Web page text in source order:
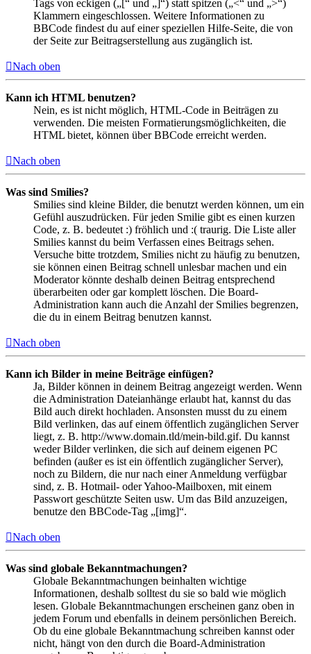
Tags von eckigen („[“ und „]“) statt spitzen („<“ und „>“)
Klammern eingeschlossen. Weitere Informationen zu
BBCode findest du auf einer speziellen Hilfe-Seite, die von
der Seite zur Beitragserstellung aus zugänglich ist.
Nach oben
Kann ich HTML benutzen?
Nein, es ist nicht möglich, HTML-Code in Beiträgen zu
verwenden. Die meisten Formatierungsmöglichkeiten, die
HTML bietet, können über BBCode erreicht werden.
Nach oben
Was sind Smilies?
Smilies sind kleine Bilder, die benutzt werden können, um ein
Gefühl auszudrücken. Für jeden Smilie gibt es einen kurzen
Code, z. B. bedeutet :) fröhlich und :( traurig. Die Liste aller
Smilies kannst du beim Verfassen eines Beitrags sehen.
Versuche bitte trotzdem, Smilies nicht zu häufig zu benutzen,
sie können einen Beitrag schnell unlesbar machen und ein
Moderator könnte deshalb deinen Beitrag entsprechend
überarbeiten oder gar komplett löschen. Die Board-
Administration kann auch die Anzahl der Smilies begrenzen,
die du in einem Beitrag benutzen kannst.
Nach oben
Kann ich Bilder in meine Beiträge einfügen?
Ja, Bilder können in deinem Beitrag angezeigt werden. Wenn
die Administration Dateianhänge erlaubt hat, kannst du das
Bild auch direkt hochladen. Ansonsten musst du zu einem
Bild verlinken, das auf einem öffentlich zugänglichen Server
liegt, z. B. http://www.domain.tld/mein-bild.gif. Du kannst
weder Bilder verlinken, die sich auf deinem eigenen PC
befinden (außer es ist ein öffentlich zugänglicher Server),
noch zu Bildern, die nur nach einer Anmeldung verfügbar
sind, z. B. Hotmail- oder Yahoo-Mailboxen, mit einem
Passwort geschützte Seiten usw. Um das Bild anzuzeigen,
benutze den BBCode-Tag „[img]“.
Nach oben
Was sind globale Bekanntmachungen?
Globale Bekanntmachungen beinhalten wichtige
Informationen, deshalb solltest du sie so bald wie möglich
lesen. Globale Bekanntmachungen erscheinen ganz oben in
jedem Forum und ebenfalls in deinem persönlichen Bereich.
Ob du eine globale Bekanntmachung schreiben kannst oder
nicht, hängt von den durch die Board-Administration